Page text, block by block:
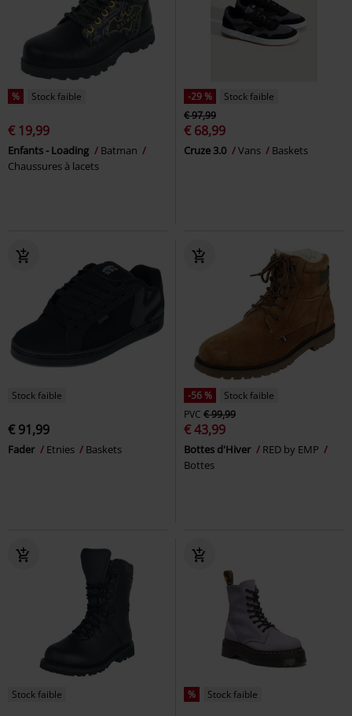
% Stock faible
€ 19,99
Enfants - Loading
Batman
Chaussures à lacets
-29 %
Stock faible
€ 97,99
€ 68,99
Cruze 3.0 Vans Baskets
Stock faible
€ 91,99
Fader Etnies Baskets
-56 %
Stock faible
PVC € 99,99
€ 43,99
Bottes d'Hiver
RED by EMP
Bottes
Stock faible % Stock faible